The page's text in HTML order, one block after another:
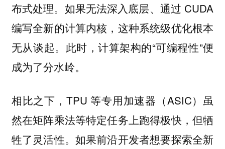
布式处理。如果无法深入底层、通过 CUDA
编写全新的计算内核，这种系统级优化根本
无从谈起。此时，计算架构的“可编程性”便
成为了分水岭。
相比之下，TPU 等专用加速器（ASIC）虽
然在矩阵乘法等特定任务上跑得极快，但牺
牲了灵活性。如果前沿开发者想要探索全新